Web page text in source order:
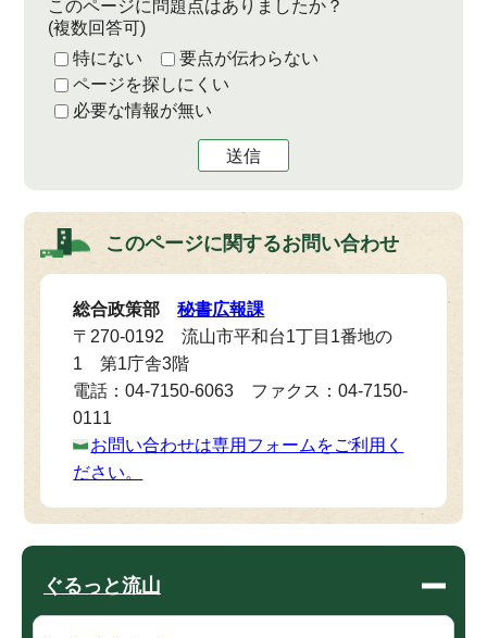
このページに問題点はありましたか？
(複数回答可)
特にない
要点が伝わらない
ページを探しにくい
必要な情報が無い
送信
このページに関するお問い合わせ
総合政策部秘書広報課
〒270-0192 流山市平和台1丁目1番地の
1 第1庁舎3階
電話：04-7150-6063 ファクス：04-7150-
0111
お問い合わせは専用フォームをご利用く
ださい。
ぐるっと流山